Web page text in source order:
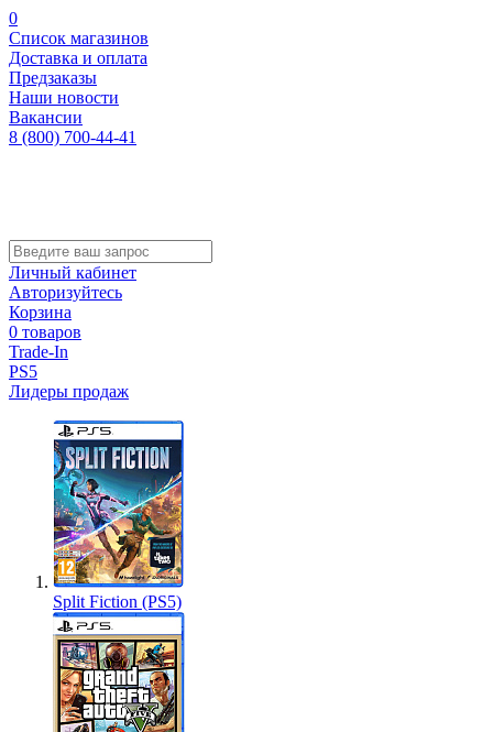
0
Список магазинов
Доставка и оплата
Предзаказы
Наши новости
Вакансии
8 (800) 700-44-41
Личный кабинет
Авторизуйтесь
Корзина
0 товаров
Trade-In
PS5
Лидеры продаж
Split Fiction (PS5)